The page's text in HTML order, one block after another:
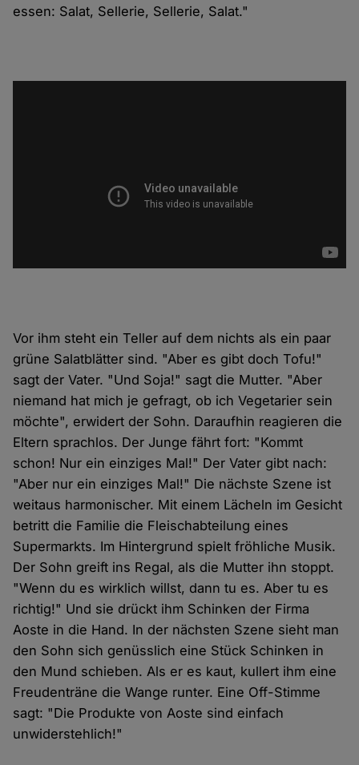
essen: Salat, Sellerie, Sellerie, Salat."
Vor ihm steht ein Teller auf dem nichts als ein paar
grüne Salatblätter sind. "Aber es gibt doch Tofu!"
sagt der Vater. "Und Soja!" sagt die Mutter. "Aber
niemand hat mich je gefragt, ob ich Vegetarier sein
möchte", erwidert der Sohn. Daraufhin reagieren die
Eltern sprachlos. Der Junge fährt fort: "Kommt
schon! Nur ein einziges Mal!" Der Vater gibt nach:
"Aber nur ein einziges Mal!" Die nächste Szene ist
weitaus harmonischer. Mit einem Lächeln im Gesicht
betritt die Familie die Fleischabteilung eines
Supermarkts. Im Hintergrund spielt fröhliche Musik.
Der Sohn greift ins Regal, als die Mutter ihn stoppt.
"Wenn du es wirklich willst, dann tu es. Aber tu es
richtig!" Und sie drückt ihm Schinken der Firma
Aoste in die Hand. In der nächsten Szene sieht man
den Sohn sich genüsslich eine Stück Schinken in
den Mund schieben. Als er es kaut, kullert ihm eine
Freudenträne die Wange runter. Eine Off-Stimme
sagt: "Die Produkte von Aoste sind einfach
unwiderstehlich!"